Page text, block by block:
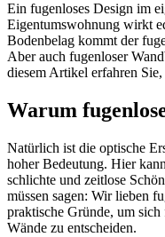
Ein fugenloses Design im
Eigentumswohnung wirkt
Bodenbelag kommt der
Aber auch fugenloser
diesem Artikel erfahren Sie,
Warum
Natürlich ist die optische
hoher Bedeutung. Hier
schlichte und zeitlose
müssen sagen: Wir lieben
praktische Gründe, um
Wände zu entscheiden.